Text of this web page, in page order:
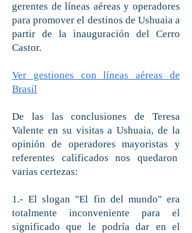
gerentes de líneas aéreas y operadores
para promover el destinos de Ushuaia a
partir de la inauguración del Cerro
Castor.
Ver gestiones con líneas aéreas de
Brasil
De las las conclusiones de Teresa
Valente en su visitas a Ushuaia, de la
opinión de operadores mayoristas y
referentes calificados nos quedaron
varias certezas:
1.- El slogan "El fin del mundo" era
totalmente inconveniente para el
significado que le podría dar en el